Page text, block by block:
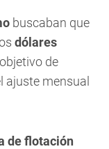
buscaban que
dólares
de
ajuste mensual
de flotación